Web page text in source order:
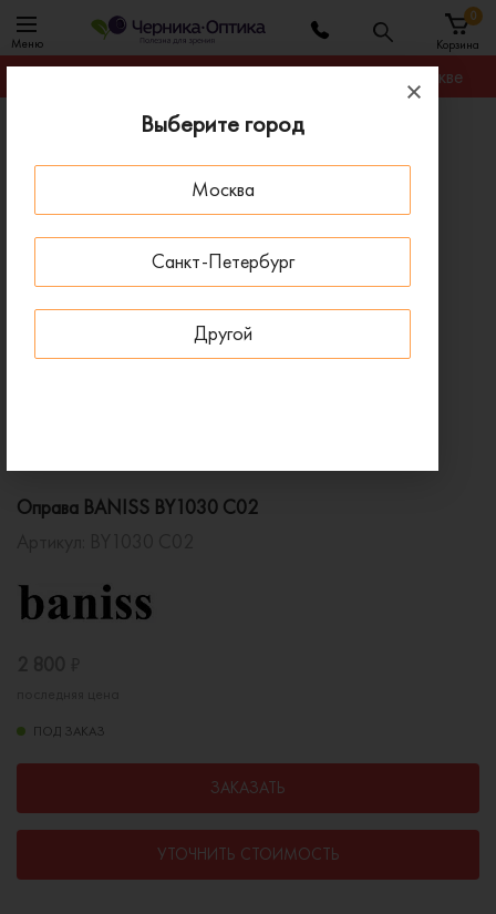
Выберите город
Москва
Санкт-Петербург
Другой
Меню Корзина
0
Гарантируем лучшую цену на любую оправу в Москве
Оправы для очков
Оправа BANISS BY1030 C02
Оправа BANISS BY1030 C02
ПОД ЗАКАЗ
ЗАКАЗАТЬ
УТОЧНИТЬ СТОИМОСТЬ
ПОД ЗАКАЗ